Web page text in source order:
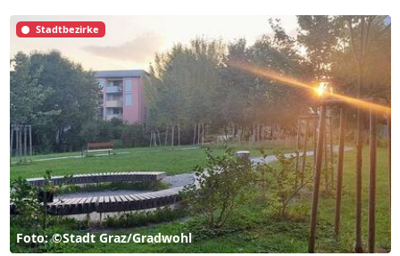
Stadtbezirke
Foto: ©Stadt Graz/Gradwohl